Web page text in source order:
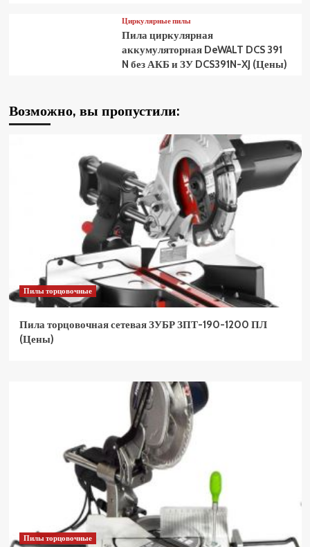
Циркулярные пилы
Пила циркулярная
аккумуляторная DeWALT DCS 391
N без АКБ и ЗУ DCS391N-XJ (Цены)
Возможно, вы пропустили:
Пилы торцовочные
Пила торцовочная сетевая ЗУБР ЗПТ-190-1200 ПЛ
(Цены)
Пилы торцовочные